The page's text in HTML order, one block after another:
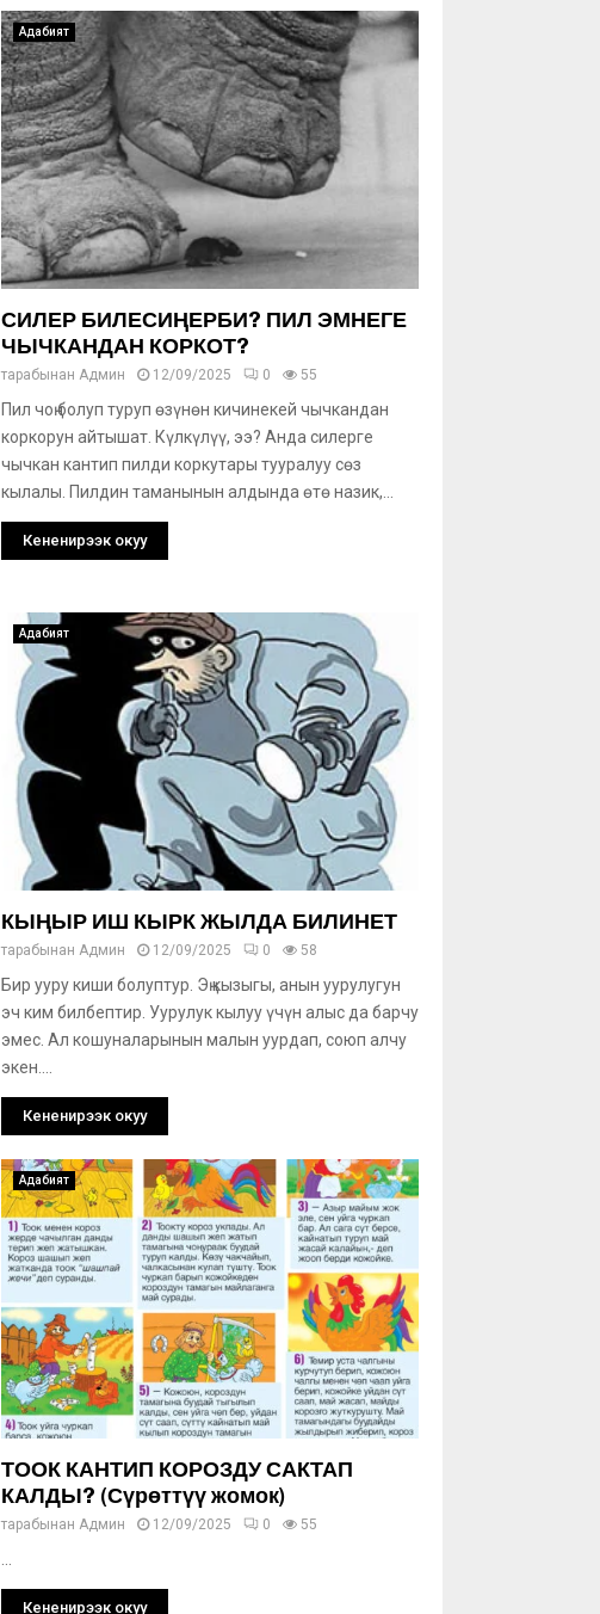
Адабият
СИЛЕР БИЛЕСИҢЕРБИ? ПИЛ ЭМНЕГЕ
ЧЫЧКАНДАН КОРКОТ?
тарабынан Админ 12/09/2025 0 55
Пил чоң болуп туруп өзүнөн кичинекей чычкандан
коркорун айтышат. Күлкүлүү, ээ? Анда силерге
чычкан кантип пилди коркутары тууралуу сөз
кылалы. Пилдин таманынын алдында өтө назик,...
Кененирээк окуу
Адабият
КЫҢЫР ИШ КЫРК ЖЫЛДА БИЛИНЕТ
тарабынан Админ 12/09/2025 0 58
Бир ууру киши болуптур. Эң кызыгы, анын уурулугун
эч ким билбептир. Уурулук кылуу үчүн алыс да барчу
эмес. Ал кошуналарынын малын уурдап, союп алчу
экен....
Кененирээк окуу
Адабият
ТООК КАНТИП КОРОЗДУ САКТАП
КАЛДЫ? (Сүрөттүү жомок)
тарабынан Админ 12/09/2025 0 55
Кененирээк окуу